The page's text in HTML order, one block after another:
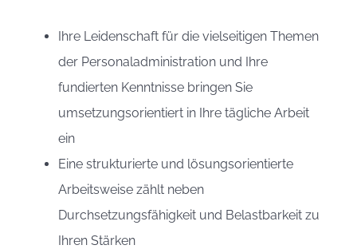
Ihre Leidenschaft für die vielseitigen Themen
der Personaladministration und Ihre
fundierten Kenntnisse bringen Sie
umsetzungsorientiert in Ihre tägliche Arbeit
ein
Eine strukturierte und lösungsorientierte
Arbeitsweise zählt neben
Durchsetzungsfähigkeit und Belastbarkeit zu
Ihren Stärken